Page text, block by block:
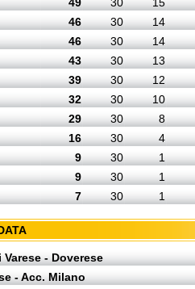
46 30
14
46 30
14
43 30
13
39 30
12
32 30
10
29 30
8
16 30
4
9 30
1
9 30
1
7 30 1
Varese - Doverese
- Acc. Milano